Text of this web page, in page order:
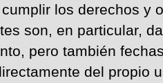
los derechos y
son, en particular,
pero también
del propio